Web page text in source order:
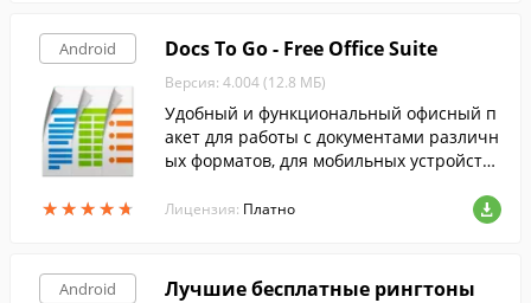
Android
★★★★★
★★★★★
Docs To Go - Free Office Suite
Версия: 4.004 (12.8 МБ)
Удобный и функциональный офисный п
акет для работы с документами различн
ых форматов, для мобильных устройств
Лицензия: Платно
Android Лучшие бесплатные рингтоны